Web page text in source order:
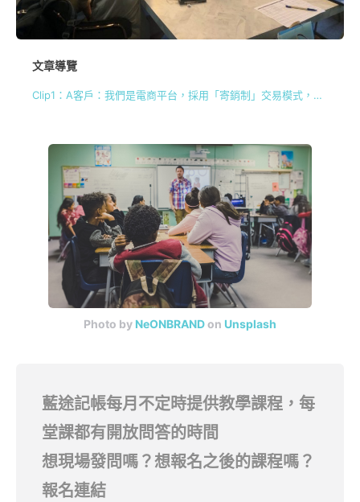
文章導覽
Clip1：A客戶：我們是電商平台，採用「寄銷制」交易模式，該如何記帳呢？
Photo by NeONBRANDon Unsplash
藍途記帳每月不定時提供教學課程，每
堂課都有開放問答的時間
想現場發問嗎？想報名之後的課程嗎？
報名連結